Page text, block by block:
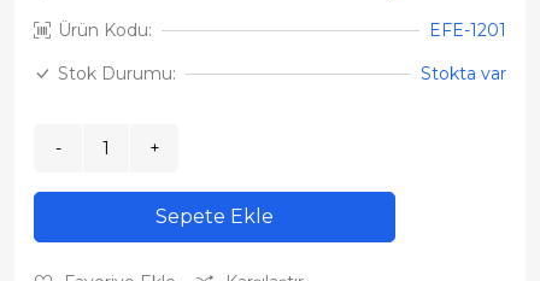
Ürün Kodu:
EFE-1201
Stok Durumu:
Stokta var
Sepete Ekle